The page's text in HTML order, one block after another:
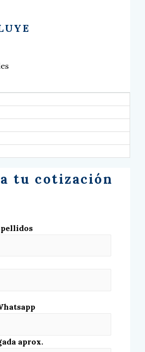
tu cotización
aprox.